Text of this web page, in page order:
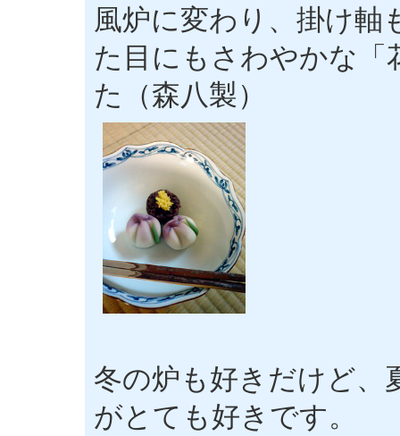
風炉に変わり、掛け軸
た目にもさわやかな
た（森八製）
冬の炉も好きだけど、
がとても好きです。